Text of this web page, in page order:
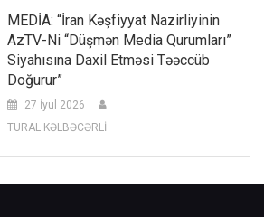
MEDİA: “İran Kəşfiyyat Nazirliyinin
AzTV-Ni “düşmən Media Qurumları”
Siyahısına Daxil Etməsi Təəccüb
Doğurur”
27 İyul 2026
TURAL KƏLBƏCƏRLİ